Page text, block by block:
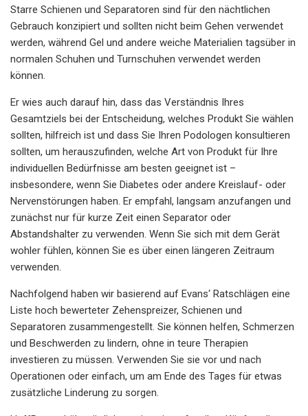
Starre Schienen und Separatoren sind für den nächtlichen
Gebrauch konzipiert und sollten nicht beim Gehen verwendet
werden, während Gel und andere weiche Materialien tagsüber in
normalen Schuhen und Turnschuhen verwendet werden
können.
Er wies auch darauf hin, dass das Verständnis Ihres
Gesamtziels bei der Entscheidung, welches Produkt Sie wählen
sollten, hilfreich ist und dass Sie Ihren Podologen konsultieren
sollten, um herauszufinden, welche Art von Produkt für Ihre
individuellen Bedürfnisse am besten geeignet ist –
insbesondere, wenn Sie Diabetes oder andere Kreislauf- oder
Nervenstörungen haben. Er empfahl, langsam anzufangen und
zunächst nur für kurze Zeit einen Separator oder
Abstandshalter zu verwenden. Wenn Sie sich mit dem Gerät
wohler fühlen, können Sie es über einen längeren Zeitraum
verwenden.
Nachfolgend haben wir basierend auf Evans‘ Ratschlägen eine
Liste hoch bewerteter Zehenspreizer, Schienen und
Separatoren zusammengestellt. Sie können helfen, Schmerzen
und Beschwerden zu lindern, ohne in teure Therapien
investieren zu müssen. Verwenden Sie sie vor und nach
Operationen oder einfach, um am Ende des Tages für etwas
zusätzliche Linderung zu sorgen.